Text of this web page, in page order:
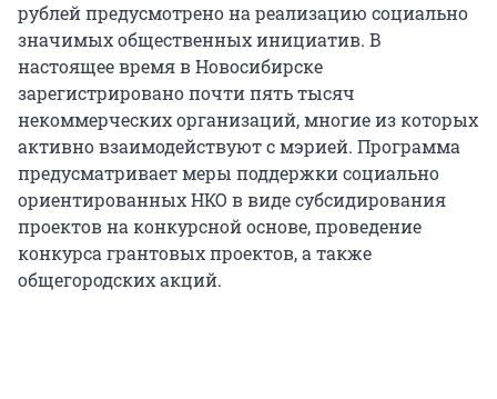
рублей предусмотрено на реализацию социально
значимых общественных инициатив. В
настоящее время в Новосибирске
зарегистрировано почти пять тысяч
некоммерческих организаций, многие из которых
активно взаимодействуют с мэрией. Программа
предусматривает меры поддержки социально
ориентированных НКО в виде субсидирования
проектов на конкурсной основе, проведение
конкурса грантовых проектов, а также
общегородских акций.